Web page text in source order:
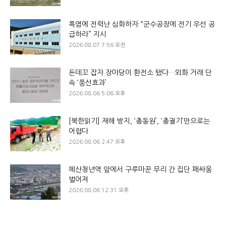
폭염에 전력난 심화하자 “군수공장에 전기 우선 공
급하라” 지시
2026.08.07 7:56 오전
돈데꼬 잡자 장마당이 환전소 됐다…외화 거래 단
속 ‘풍선효과’
2026.08.06 5:06 오후
[북한읽기] 재해 방지, ‘총동원’, ‘총궐기’만으로는
어렵다
2026.08.06 2:47 오후
혜산청년역 앞에서 구루마꾼 무리 간 집단 패싸움
벌어져
2026.08.06 12:31 오후